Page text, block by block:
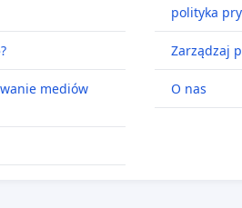
mediów
polityka
Zarządzaj
O nas